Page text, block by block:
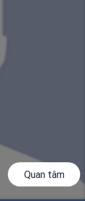
Quan tâm